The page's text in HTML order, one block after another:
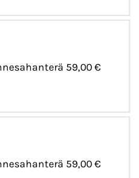
59,00 €
59,00 €